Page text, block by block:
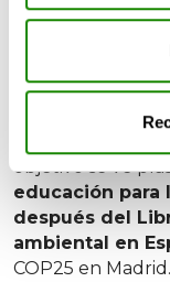
ser firme algo
Transición
trabajando con
el merecido
objetivo se ve
educación para
después del
ambiental en
COP25 en